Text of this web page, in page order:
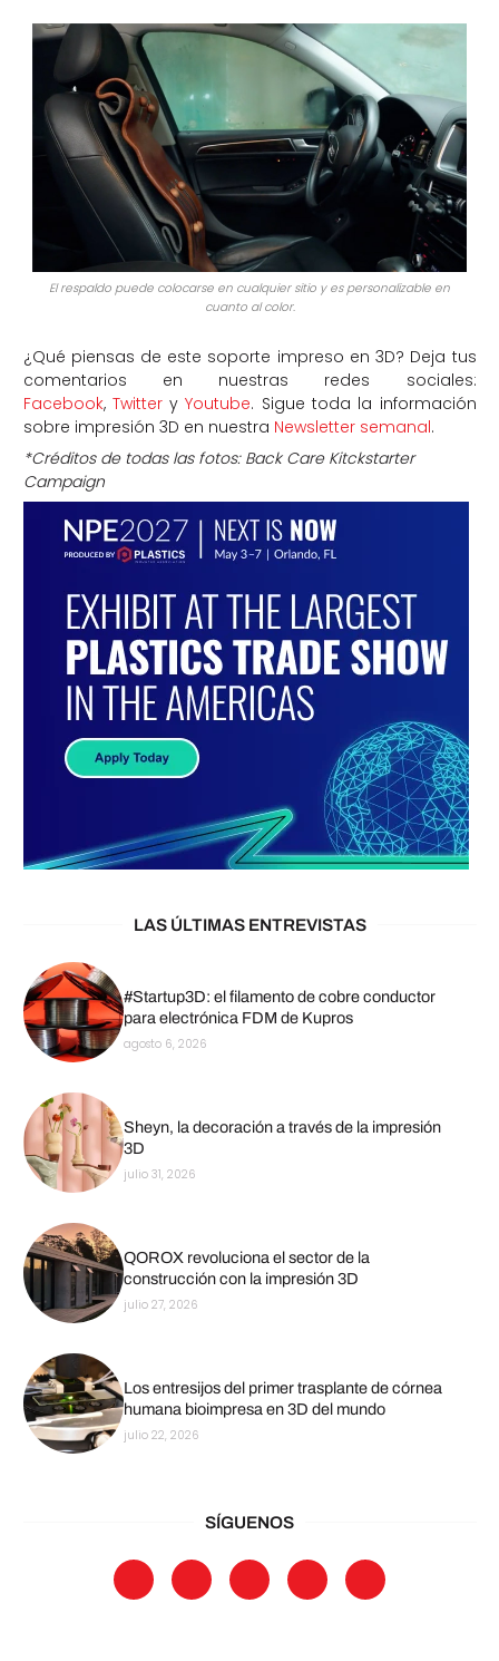
El respaldo puede colocarse en cualquier sitio y es personalizable en
cuanto al color.
¿Qué piensas de este soporte impreso en 3D? Deja tus
comentarios en nuestras redes sociales:
Facebook, TwitteryYoutube. Sigue toda la información
sobre impresión 3D en nuestra Newsletter semanal.
*Créditos de todas las fotos: Back Care Kitckstarter
Campaign
LAS ÚLTIMAS ENTREVISTAS
#Startup3D: el filamento de cobre conductor
para electrónica FDM de Kupros
agosto 6, 2026
Sheyn, la decoración a través de la impresión
3D
julio 31, 2026
QOROX revoluciona el sector de la
construcción con la impresión 3D
julio 27, 2026
Los entresijos del primer trasplante de córnea
humana bioimpresa en 3D del mundo
julio 22, 2026
SÍGUENOS